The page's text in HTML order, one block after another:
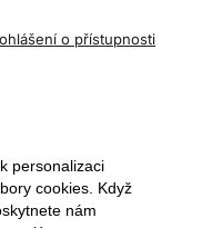
o přístupnosti
personalizaci
cookies. Když
nám